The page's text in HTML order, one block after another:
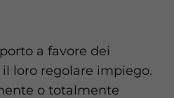
a favore dei
loro regolare impiego.
o totalmente